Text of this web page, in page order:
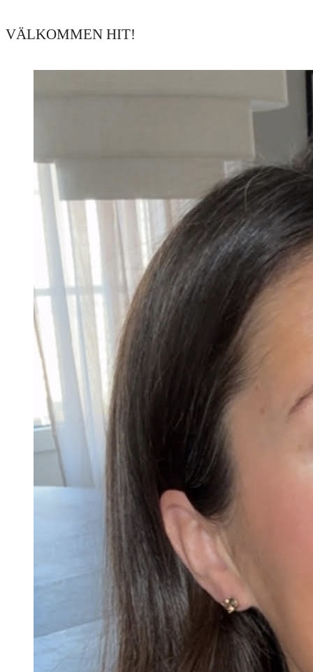
VÄLKOMMEN HIT!